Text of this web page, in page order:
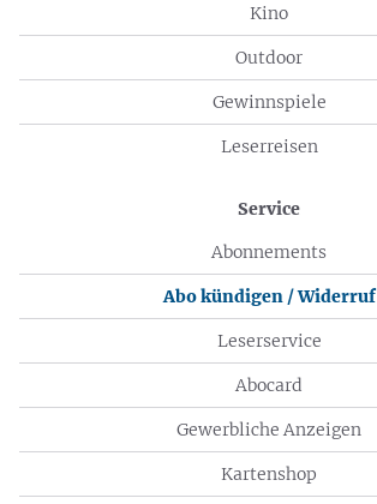
Kino
Outdoor
Gewinnspiele
Leserreisen
Service
Abonnements
Abo kündigen / Widerruf
Leserservice
Abocard
Gewerbliche Anzeigen
Kartenshop